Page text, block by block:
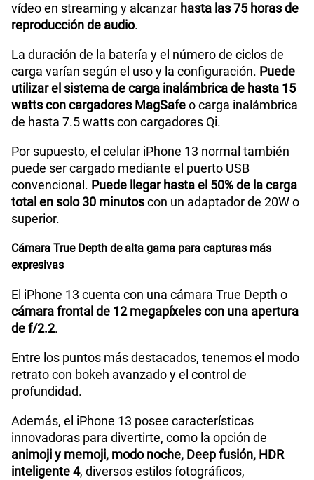
vídeo en streaming y alcanzar hasta las 75 horas de
reproducción de audio.
La duración de la batería y el número de ciclos de
carga varían según el uso y la configuración. Puede
utilizar el sistema de carga inalámbrica de hasta 15
watts con cargadores MagSafeo carga inalámbrica
de hasta 7.5 watts con cargadores Qi.
Por supuesto, el celular iPhone 13 normal también
puede ser cargado mediante el puerto USB
convencional. Puede llegar hasta el 50% de la carga
total en solo 30 minutoscon un adaptador de 20W o
superior.
Cámara True Depth de alta gama para capturas más
expresivas
El iPhone 13 cuenta con una cámara True Depth o
cámara frontal de 12 megapíxeles con una apertura
de f/2.2.
Entre los puntos más destacados, tenemos el modo
retrato con bokeh avanzado y el control de
profundidad.
Además, el iPhone 13 posee características
innovadoras para divertirte, como la opción de
animoji y memoji, modo noche, Deep fusión, HDR
inteligente 4, diversos estilos fotográficos,